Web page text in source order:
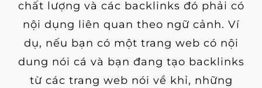
chất lượng và các backlinks đó phải có
nội dụng liên quan theo ngữ cảnh. Ví
dụ, nếu bạn có một trang web có nội
dung nói cá và bạn đang tạo backlinks
từ các trang web nói về khỉ, những